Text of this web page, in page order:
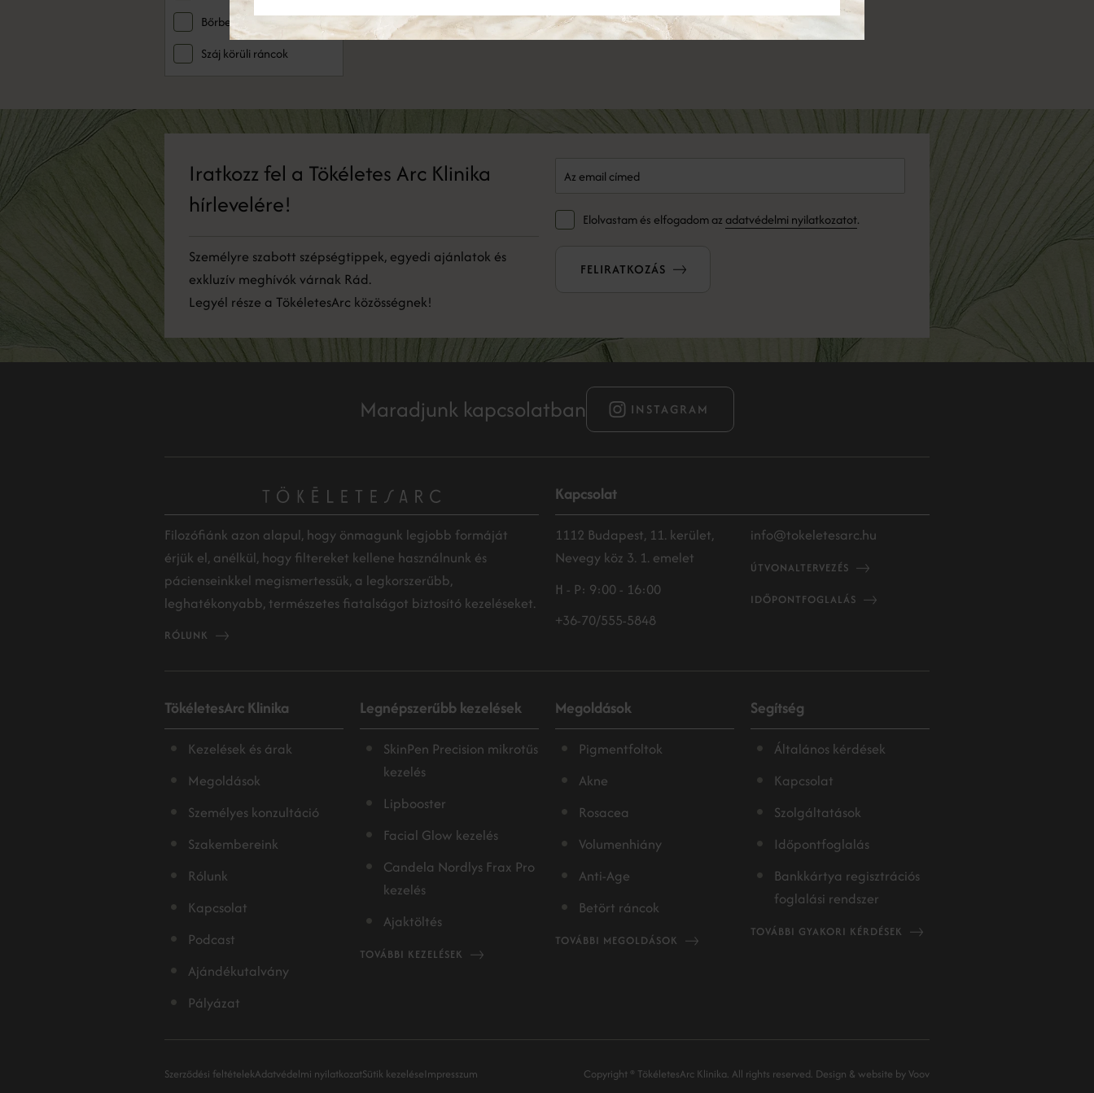
Bőrbetegségek
Száj körüli ráncok
Iratkozz fel a Tökéletes Arc Klinika
hírlevelére!
Személyre szabott szépségtippek, egyedi ajánlatok és
exkluzív meghívók várnak Rád.
Legyél része a TökéletesArc közösségnek!
Elolvastam és elfogadom az adatvédelmi nyilatkozatot.
FELIRATKOZÁS
Maradjunk kapcsolatban INSTAGRAM
Filozófiánk azon alapul, hogy önmagunk legjobb formáját
érjük el, anélkül, hogy filtereket kellene használnunk és
pácienseinkkel megismertessük, a legkorszerűbb,
leghatékonyabb, természetes fiatalságot biztosító kezeléseket.
RÓLUNK
Kapcsolat
1112 Budapest, 11. kerület,
Nevegy köz 3. 1. emelet
H - P: 9:00 - 16:00
+36-70/555-5848
info@tokeletesarc.hu
ÚTVONALTERVEZÉS
IDŐPONTFOGLALÁS
TökéletesArc Klinika
Kezelések és árak
Megoldások
Személyes konzultáció
Szakembereink
Rólunk
Kapcsolat
Podcast
Ajándékutalvány
Pályázat
Legnépszerűbb kezelések
SkinPen Precision mikrotűs
kezelés
Lipbooster
Facial Glow kezelés
Candela Nordlys Frax Pro
kezelés
Ajaktöltés
TOVÁBBI KEZELÉSEK
Megoldások
Pigmentfoltok
Akne
Rosacea
Volumenhiány
Anti-Age
Betört ráncok
TOVÁBBI MEGOLDÁSOK
Segítség
Általános kérdések
Kapcsolat
Szolgáltatások
Időpontfoglalás
Bankkártya regisztrációs
foglalási rendszer
TOVÁBBI GYAKORI KÉRDÉSEK
Szerződési feltételekAdatvédelmi nyilatkozatSütik kezeléseImpresszum Copyright ® TökéletesArc Klinika. All rights reserved. Design & website by Voov